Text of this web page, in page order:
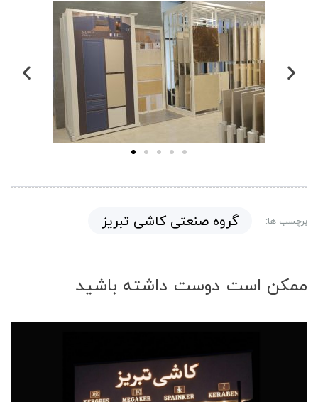
برچسب ها: گروه صنعتی کاشی تبریز
ممکن است دوست داشته باشید